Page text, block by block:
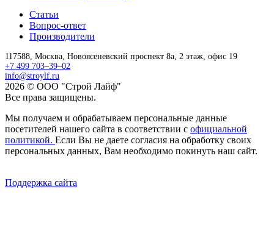
Статьи
Вопрос-ответ
Производители
117588, Москва, Новоясеневский проспект 8а, 2 этаж, офис 19
+7 499 703–39–02
info@stroylf.ru
2026 © ООО "Строй Лайф"
Все права защищены.
Мы получаем и обрабатываем персональные данные
посетителей нашего сайта в соответствии с официальной
политикой. Если Вы не даете согласия на обработку своих
персональных данных, Вам необходимо покинуть наш сайт.
Поддержка сайта